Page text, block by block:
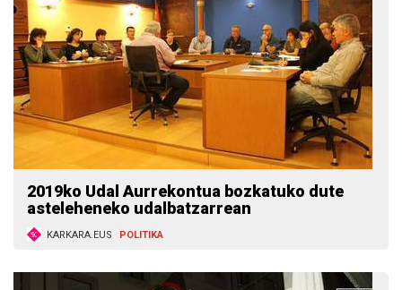
2019ko Udal Aurrekontua bozkatuko dute
asteleheneko udalbatzarrean
KARKARA.EUS POLITIKA